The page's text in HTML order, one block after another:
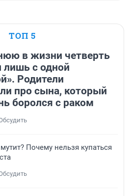
ТОП 5
в жизни четверть
лишь с одной
Родители
про сына, который
боролся с раком
Почему нельзя купаться